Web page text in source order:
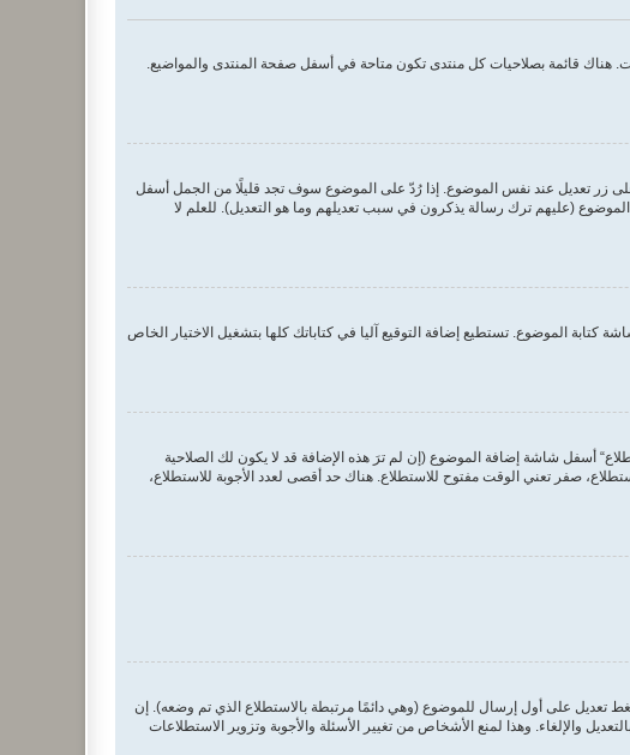
قائمة بصلاحيات كل منتدى تكون متاحة في أسفل صفحة المنتدى والمواضيع.
زر تعديل عند نفس الموضوع. إذا رُدّ على الموضوع سوف تجد قليلًا من الجمل أسفل
(عليهم ترك رسالة يذكرون في سبب تعديلهم وما هو التعديل). للعلم لا
كتابة الموضوع. تستطيع إضافة التوقيع آليا في كتاباتك كلها بتشغيل الاختيار الخاص
أسفل شاشة إضافة الموضوع (إن لم ترَ هذه الإضافة قد لا يكون لك الصلاحية
صفر تعني الوقت مفتوح للاستطلاع. هناك حد أقصى لعدد الأجوبة للاستطلاع،
تعديل على أول إرسال للموضوع (وهي دائمًا مرتبطة بالاستطلاع الذي تم وضعه). إن
وهذا لمنع الأشخاص من تغيير الأسئلة والأجوبة وتزوير الاستطلاعات